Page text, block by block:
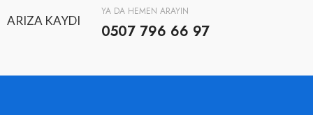
ARIZA KAYDI
YA DA HEMEN ARAYIN
0507 796 66 97